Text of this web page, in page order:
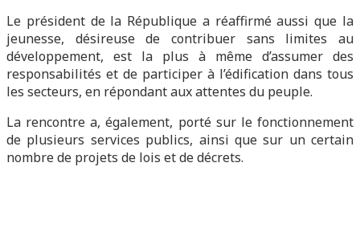
Le président de la République a réaffirmé aussi que la
jeunesse, désireuse de contribuer sans limites au
développement, est la plus à même d’assumer des
responsabilités et de participer à l’édification dans tous
les secteurs, en répondant aux attentes du peuple.
La rencontre a, également, porté sur le fonctionnement
de plusieurs services publics, ainsi que sur un certain
nombre de projets de lois et de décrets.